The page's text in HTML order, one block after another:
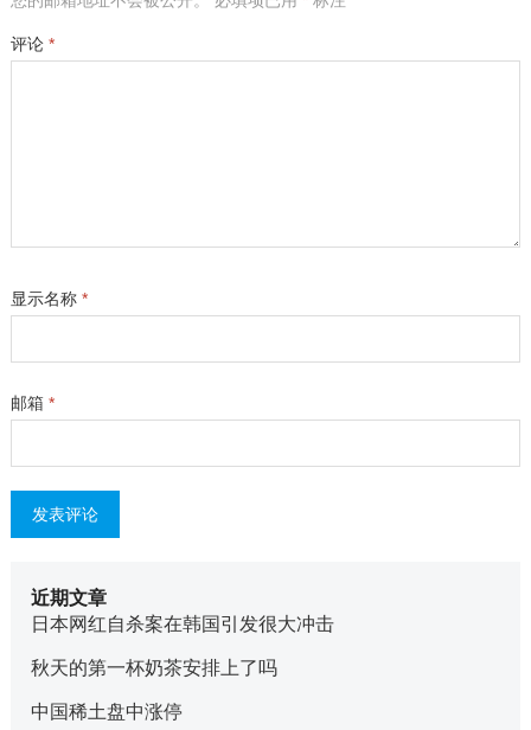
评论 *
显示名称 *
邮箱 *
近期文章
日本网红自杀案在韩国引发很大冲击
秋天的第一杯奶茶安排上了吗
中国稀土盘中涨停